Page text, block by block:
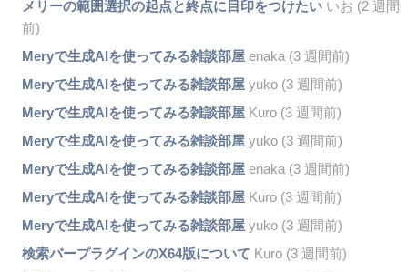
メリーの範囲選択の起点と終点に目印をつけたいいお (2 週間
前)
Meryで生成AIを使ってみる雑談部屋enaka (3 週間前)
Meryで生成AIを使ってみる雑談部屋yuko (3 週間前)
Meryで生成AIを使ってみる雑談部屋Kuro (3 週間前)
Meryで生成AIを使ってみる雑談部屋yuko (3 週間前)
Meryで生成AIを使ってみる雑談部屋enaka (3 週間前)
Meryで生成AIを使ってみる雑談部屋Kuro (3 週間前)
Meryで生成AIを使ってみる雑談部屋yuko (3 週間前)
検索バープラグインのX64版について Kuro (3 週間前)